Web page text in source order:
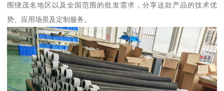
围绕茂名地区以及全国范围的批发需求，分享这款产品的技术优
势、应用场景及定制服务。